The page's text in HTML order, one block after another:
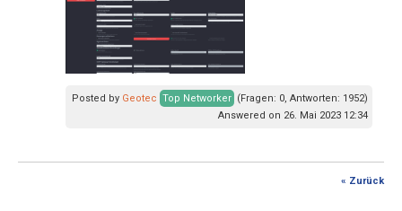
Posted by Geotec Top Networker (Fragen: 0, Antworten: 1952)
Answered on 26. Mai 2023 12:34
« Zurück